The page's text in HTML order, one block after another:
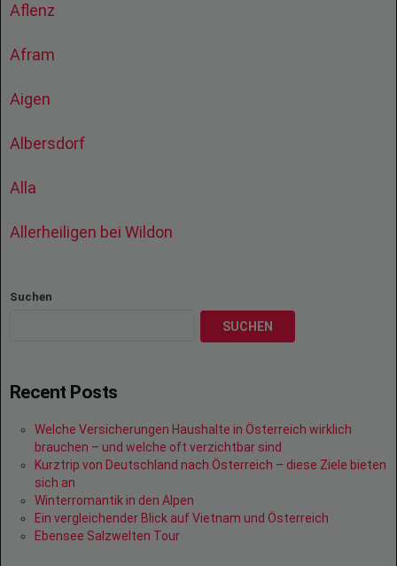
Aflenz
Afram
Aigen
Albersdorf
Alla
Allerheiligen bei Wildon
Suchen
SUCHEN
Recent Posts
Welche Versicherungen Haushalte in Österreich wirklich
brauchen – und welche oft verzichtbar sind
Kurztrip von Deutschland nach Österreich – diese Ziele bieten
sich an
Winterromantik in den Alpen
Ein vergleichender Blick auf Vietnam und Österreich
Ebensee Salzwelten Tour